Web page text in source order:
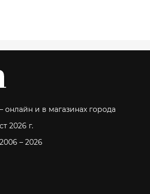
онлайн и в магазинах города
2026 г.
– 2026